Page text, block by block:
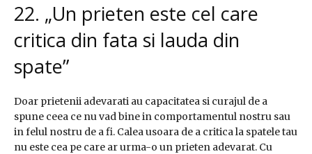
22. „Un prieten este cel care
critica din fata si lauda din
spate”
Doar prietenii adevarati au capacitatea si curajul de a
spune ceea ce nu vad bine in comportamentul nostru sau
in felul nostru de a fi. Calea usoara de a critica la spatele tau
nu este cea pe care ar urma-o un prieten adevarat. Cu